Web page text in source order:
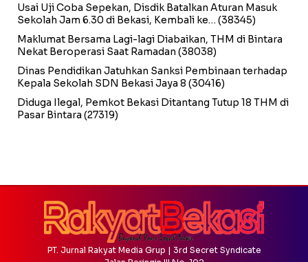
Usai Uji Coba Sepekan, Disdik Batalkan Aturan Masuk
Sekolah Jam 6.30 di Bekasi, Kembali ke… (38345)
Maklumat Bersama Lagi-lagi Diabaikan, THM di Bintara
Nekat Beroperasi Saat Ramadan (38038)
Dinas Pendidikan Jatuhkan Sanksi Pembinaan terhadap
Kepala Sekolah SDN Bekasi Jaya 8 (30416)
Diduga Ilegal, Pemkot Bekasi Ditantang Tutup 18 THM di
Pasar Bintara (27319)
PT. Jurnal Rakyat Media Grup | 3rd Secret Syndicate